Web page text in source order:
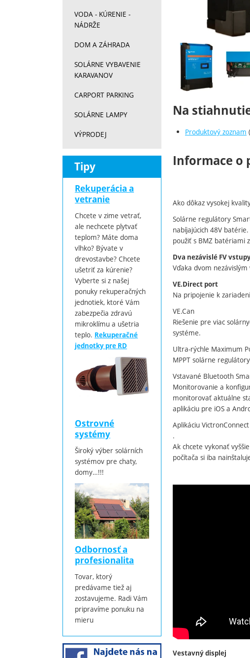
Fotografie
Na
Produktový zoznam
Informace o
Ako dôkaz vysokej
Solárne regulátory
nabíjajúcich 48V
použiť s BMZ batériami
Dva nezávislé FV
Vďaka dvom
VE.Direct port
Na pripojenie k
VE.Can
Riešenie pre viac
systéme.
Ultra-rýchle Maximum
MPPT solárne
Vstavané Bluetooth
Monitorovanie a
monitorovať aktuálne
aplikáciu pre iOS a
Aplikáciu
.
Ak chcete vykonať
počítača si iba
Vestavný displej
VODA - KÚRENIE -
NÁDRŽE
DOM A ZÁHRADA
SOLÁRNE VYBAVENIE
KARAVANOV
CARPORT PARKING
SOLÁRNE LAMPY
VÝPRODEJ
Tipy
Rekuperácia a
vetranie
Chcete v zime vetrať,
ale nechcete plytvať
teplom? Máte doma
vlhko? Bývate v
drevostavbe? Chcete
ušetriť za kúrenie?
Vyberte si z našej
ponuky rekuperačných
jednotiek, ktoré Vám
zabezpečia zdravú
mikroklímu a ušetria
teplo. Rekuperačné
jednotky pre RD
Ostrovné
systémy
Široký výber solárních
systémov pre chaty,
domy…!!!
Odbornosť a
profesionalita
Tovar, ktorý
predávame tiež aj
zostavujeme. Radi Vám
pripravíme ponuku na
mieru